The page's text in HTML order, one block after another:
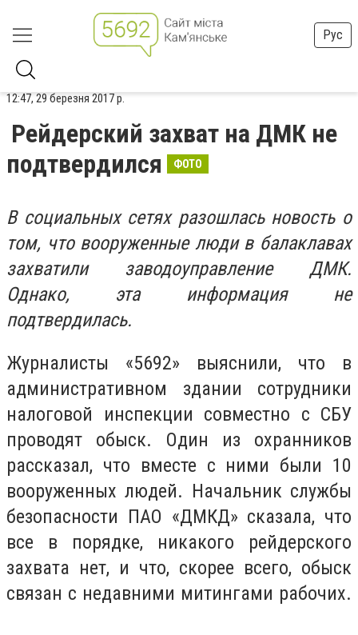
Рус
12:47, 29 березня 2017 р.
Рейдерский захват на ДМК не
подтвердился
ФОТО
В социальных сетях разошлась новость о
том, что вооруженные люди в балаклавах
захватили заводоуправление ДМК.
Однако, эта информация не
подтвердилась.
Журналисты «5692» выяснили, что в
административном здании сотрудники
налоговой инспекции совместно с СБУ
проводят обыск. Один из охранников
рассказал, что вместе с ними были 10
вооруженных людей. Начальник службы
безопасности ПАО «ДМКД» сказала, что
все в порядке, никакого рейдерского
захвата нет, и что, скорее всего, обыск
связан с недавними митингами рабочих.